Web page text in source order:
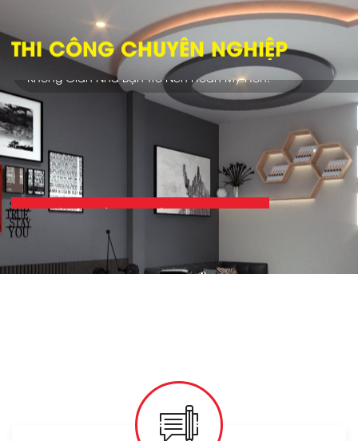
THI CÔNG CHUYÊN NGHIỆP
Với Đội Ngũ Thợ Thi Công Nhiều Năm Kinh Nghiệm Sẽ Giúp
Không Gian Nhà Bạn Trở Nên Hoàn Mỹ Hơn.
NHẬN BÁO GIÁ NGAY